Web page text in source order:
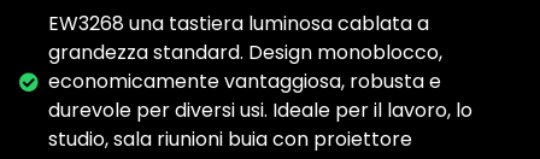
EW3268 una tastiera luminosa cablata a
grandezza standard. Design monoblocco,
economicamente vantaggiosa, robusta e
durevole per diversi usi. Ideale per il lavoro, lo
studio, sala riunioni buia con proiettore